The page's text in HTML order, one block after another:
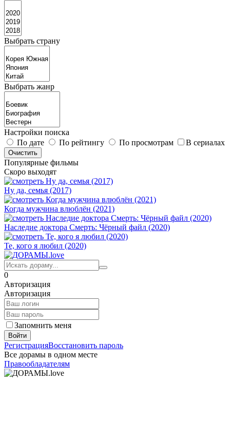
Выбрать страну
Выбрать жанр
Настройки поиска
По дате
По рейтингу По просмотрам В сериалах
Популярные фильмы
Скоро выходят
Ну да, семья (2017)
Когда мужчина влюблён (2021)
Наследие доктора Смерть: Чёрный файл (2020)
Те, кого я любил (2020)
0
Авторизация
Авторизация
Запомнить меня
Войти
РегистрацияВосстановить пароль
Все дорамы в одном месте
Правообладателям